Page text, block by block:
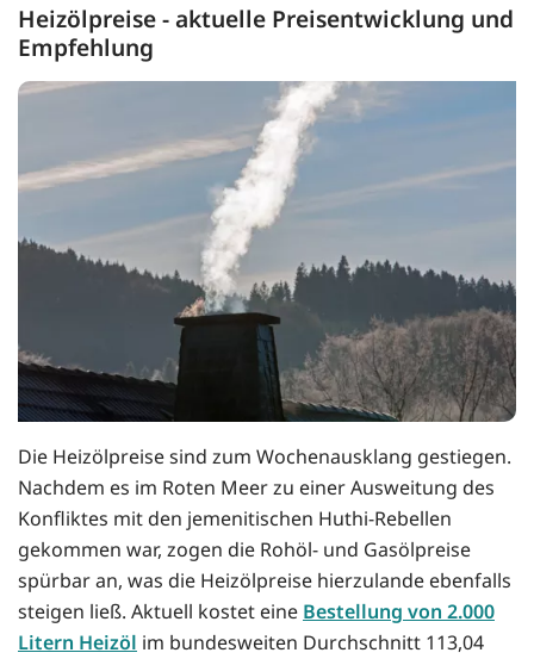
Heizölpreise - aktuelle Preisentwicklung und
Empfehlung
Die Heizölpreise sind zum Wochenausklang gestiegen.
Nachdem es im Roten Meer zu einer Ausweitung des
Konfliktes mit den jemenitischen Huthi-Rebellen
gekommen war, zogen die Rohöl- und Gasölpreise
spürbar an, was die Heizölpreise hierzulande ebenfalls
steigen ließ. Aktuell kostet eine Bestellung von 2.000
Litern Heizöl im bundesweiten Durchschnitt 113,04